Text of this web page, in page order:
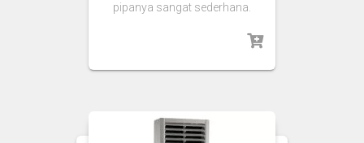
pipanya sangat sederhana.